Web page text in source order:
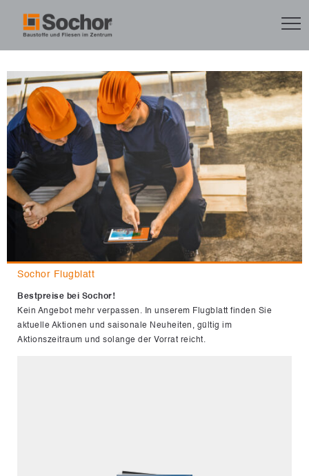
Sochor Flugblatt
Bestpreise bei Sochor!
Kein Angebot mehr verpassen. In unserem Flugblatt finden Sie
aktuelle Aktionen und saisonale Neuheiten, gültig im
Aktionszeitraum und solange der Vorrat reicht.